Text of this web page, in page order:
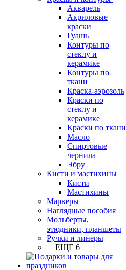
Акварель
Акриловые
краски
Гуашь
Контуры по
стеклу и
керамике
Контуры по
ткани
Краска-аэрозоль
Краски по
стеклу и
керамике
Краски по ткани
Масло
Спиртовые
чернила
Эбру
Кисти и мастихины
Кисти
Мастихины
Маркеры
Наглядные пособия
Мольберты,
этюдники, планшеты
Ручки и линеры
+ ЕЩЕ 6